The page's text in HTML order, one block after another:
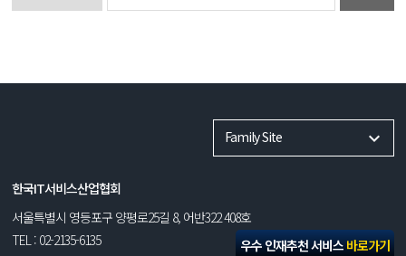
우수 인재추천 서비스바로가기
Family Site
한국IT서비스산업협회
서울특별시 영등포구 양평로25길 8, 어반322 408호
TEL : 02-2135-6135